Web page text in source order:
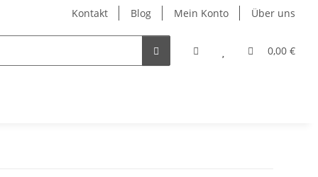
Kontakt Blog Mein Konto Über uns
0,00 €